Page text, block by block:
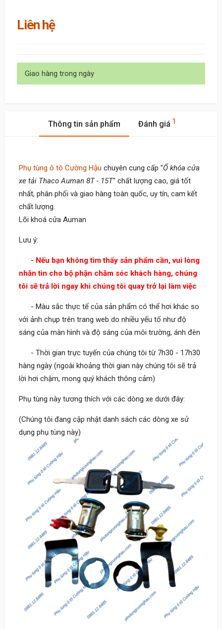
Liên hệ
Giao hàng trong ngày
Thông tin sản phẩm Đánh giá 1
Phụ tùng ô tô Cường Hậu chuyên cung cấp "Ổ khóa cửa
xe tải Thaco Auman 8T - 15T" chất lượng cao, giá tốt
nhất, phân phối và giao hàng toàn quốc, uy tín, cam kết
chất lượng.
Lõi khoá cửa Auman
Lưu ý:
- Nếu bạn không tìm thấy sản phẩm cần, vui lòng
nhắn tin cho bộ phận chăm sóc khách hàng, chúng
tôi sẽ trả lời ngay khi chúng tôi quay trở lại làm việc
- Màu sắc thực tế của sản phẩm có thể hơi khác so
với ảnh chụp trên trang web do nhiều yếu tố như độ
sáng của màn hình và độ sáng của môi trường, ánh đèn
- Thời gian trực tuyến của chúng tôi từ 7h30 - 17h30
hàng ngày (ngoài khoảng thời gian này chúng tôi sẽ trả
lời hơi chậm, mong quý khách thông cảm)
Phụ tùng này tương thích với các dòng xe dưới đây:
(Chúng tôi đang cập nhật danh sách các dòng xe sử
dụng phụ tùng này)